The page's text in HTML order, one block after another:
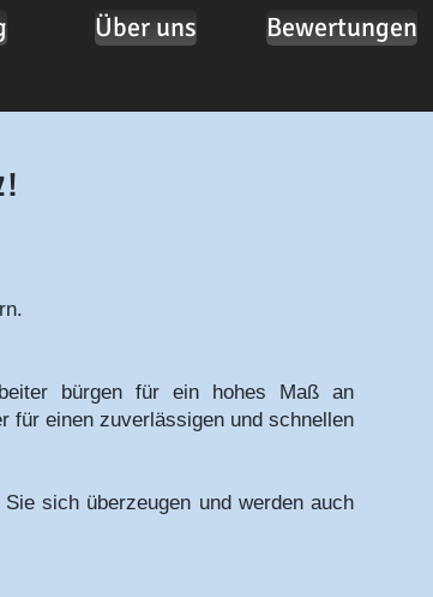
Über uns Bewertungen
!
bürgen für ein hohes Maß an
für einen zuverlässigen und schnellen
sich überzeugen und werden auch